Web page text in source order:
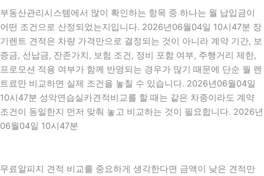
부동산관리시스템에서 많이 확인하는 항목 중 하나는 월 납입금이
어떤 조건으로 산정되었는지입니다. 2026년06월04일 10시47분 장
기렌트 견적은 차량 가격만으로 결정되는 것이 아니라 계약 기간, 보
증금, 선납금, 잔존가치, 보험 조건, 정비 포함 여부, 주행거리 제한,
프로모션 적용 여부가 함께 반영되는 경우가 많기 때문에 단순 월 렌
트료만 비교하면 실제 조건을 놓칠 수 있습니다. 2026년06월04일
10시47분 성악연습실카견적비교를 할 때는 같은 차종이라도 계약
조건이 동일한지 먼저 맞춰 놓고 비교하는 것이 필요합니다. 2026년
06월04일 10시47분
무료알피지 견적 비교를 중요하게 생각한다면 금액이 낮은 견적만